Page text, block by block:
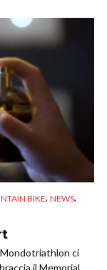
BIKE, NEWS,
ci
il Memorial